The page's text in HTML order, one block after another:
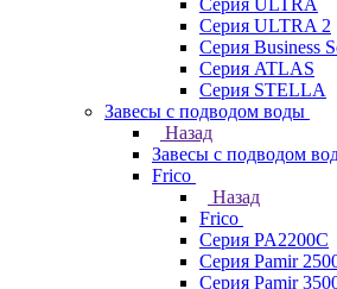
Серия ULTRA
Серия ULTRA 2
Серия Business
Серия ATLAS
Серия STELLA
Завесы с подводом воды
Назад
Завесы с подводом
Frico
Назад
Frico
Серия PA2200C
Серия Pamir
Серия Pamir